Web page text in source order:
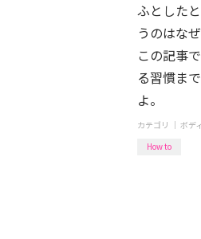
ふとした
うのはな
この記事
る習慣ま
よ。
カテゴリ ｜ ボデ
How to